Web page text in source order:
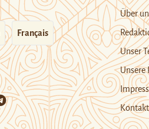
Français
Über
Unser
Unsere
Kontakt